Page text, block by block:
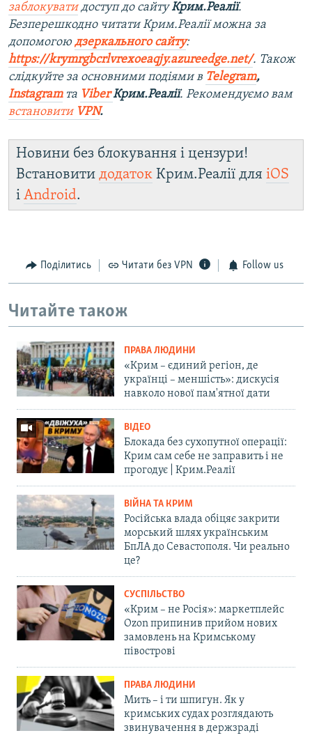
заблокуватидоступ до сайтуКрим.Реалії.
Безперешкодно читати Крим.Реалії можна за
допомогою дзеркального сайту:
https://krymrgbcrlvrexoeaqjy.azureedge.net/. Також
слідкуйте за основними подіями в Telegram,
Instagramта ViberКрим.Реалії. Рекомендуємо вам
встановити VPN.
Новини без блокування і цензури!
Встановити додаток Крим.Реалії для iOS
і Android.
Поділитись Читати без VPN Follow us
Читайте також
ПРАВА ЛЮДИНИ
«Крим – єдиний регіон, де
українці – меншість»: дискусія
навколо нової пам'ятної дати
ВІДЕО
Блокада без сухопутної операції:
Крим сам себе не заправить і не
прогодує | Крим.Реалії
ВІЙНА ТА КРИМ
Російська влада обіцяє закрити
морський шлях українським
БпЛА до Севастополя. Чи реально
це?
СУСПІЛЬСТВО
«Крим – не Росія»: маркетплейс
Ozon припинив прийом нових
замовлень на Кримському
півострові
ПРАВА ЛЮДИНИ
Мить – і ти шпигун. Як у
кримських судах розглядають
звинувачення в держзраді